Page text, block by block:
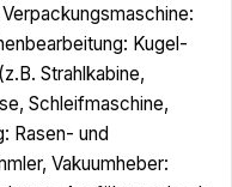
Kugel-
Strahlkabine,
Schleifmaschine,
Rasen- und
Vakuumheber: